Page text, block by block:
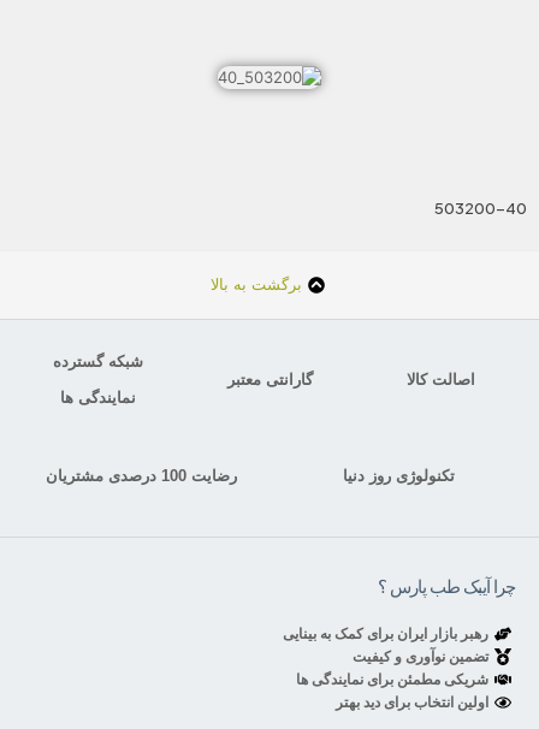
503200-40
برگشت به بالا
اصالت کالا گارانتی معتبر
شبکه گسترده
نمایندگی ها
تکنولوژی روز دنیا رضایت 100 درصدی مشتریان
چرا آیبک طب پارس ؟
رهبر بازار ایران برای کمک به بینایی
تضمین نوآوری و کیفیت
شریکی مطمئن برای نمایندگی ها
اولین انتخاب برای دید بهتر